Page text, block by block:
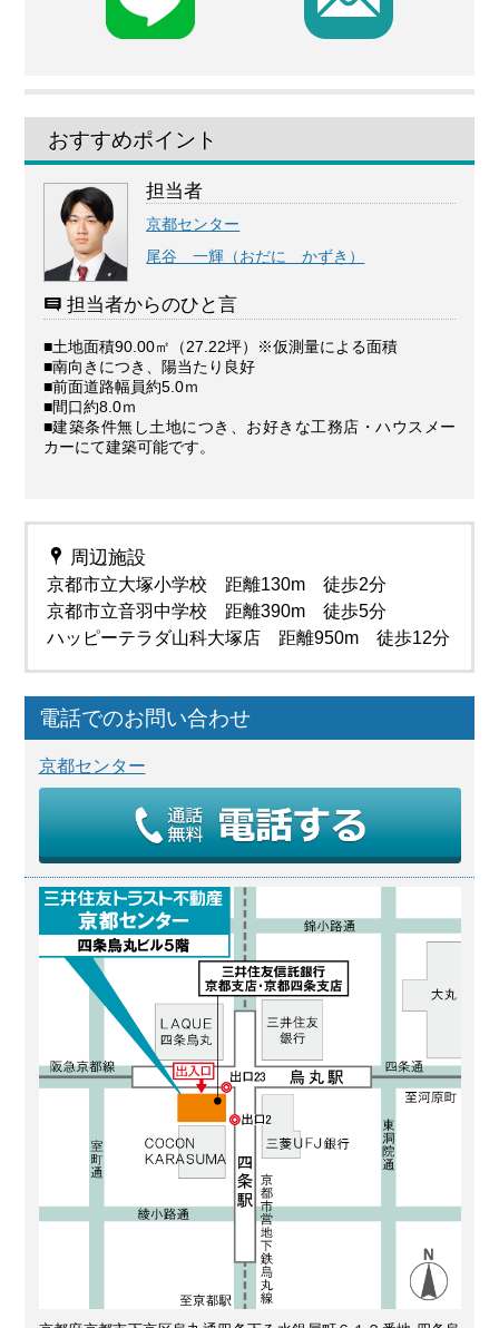
おすすめポイント
担当者
京都センター
尾谷 一輝（おだに かずき）
担当者からのひと言
■土地面積90.00㎡（27.22坪）※仮測量による面積
■南向きにつき、陽当たり良好
■前面道路幅員約5.0ｍ
■間口約8.0ｍ
■建築条件無し土地につき、お好きな工務店・ハウスメー
カーにて建築可能です。
周辺施設
京都市立大塚小学校 距離130m 徒歩2分
京都市立音羽中学校 距離390m 徒歩5分
ハッピーテラダ山科大塚店 距離950m 徒歩12分
電話でのお問い合わせ
京都センター